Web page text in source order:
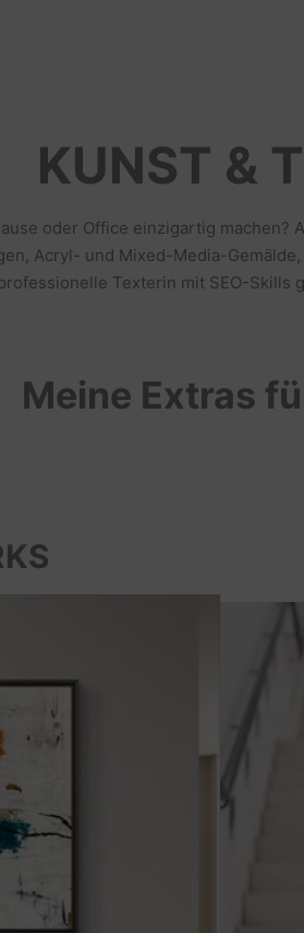
KUNST &
oder Office einzigartig
Acryl- und Mixed-Media-
Texterin mit SEO-Skills
Meine Extras